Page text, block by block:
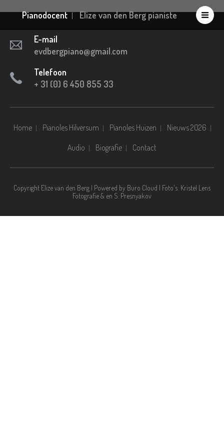
Pianodocent Elize van den Berg pianiste
E-mail
evdbergpiano@gmail.com
Telefoon
+ 31 (0) 6 450 855 33
Home Pianoles Hilversum Pianoles Huizen
Nieuws 2026
Audio
Biografie Contact
Copyright Elize van den Berg | Powered by Buro Cloud | Foto's: Kristel Lens
Fotografie & en S. Presnyakov